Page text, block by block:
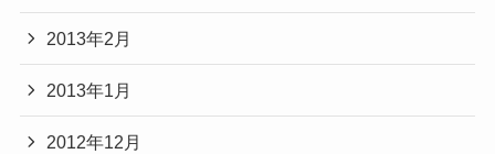
2013年2月
2013年1月
2012年12月